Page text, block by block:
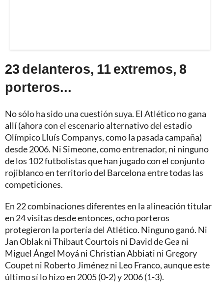
23 delanteros, 11 extremos, 8
porteros...
No sólo ha sido una cuestión suya. El Atlético no gana
allí (ahora con el escenario alternativo del estadio
Olímpico Lluís Companys, como la pasada campaña)
desde 2006. Ni Simeone, como entrenador, ni ninguno
de los 102 futbolistas que han jugado con el conjunto
rojiblanco en territorio del Barcelona entre todas las
competiciones.
En 22 combinaciones diferentes en la alineación titular
en 24 visitas desde entonces, ocho porteros
protegieron la portería del Atlético. Ninguno ganó. Ni
Jan Oblak ni Thibaut Courtois ni David de Gea ni
Miguel Ángel Moyá ni Christian Abbiati ni Gregory
Coupet ni Roberto Jiménez ni Leo Franco, aunque este
último sí lo hizo en 2005 (0-2) y 2006 (1-3).